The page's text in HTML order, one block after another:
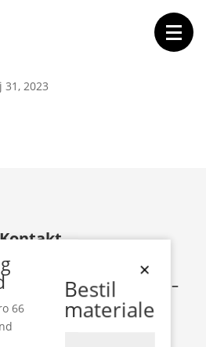
31, 2023
Kontakt
Development Billund –
66
66
×
Bestil
materiale